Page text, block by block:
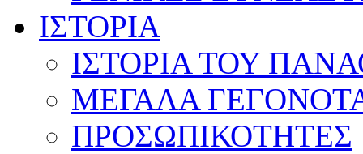
ΙΣΤΟΡΙΑ
ΙΣΤΟΡΙΑ ΤΟΥ
ΜΕΓΑΛΑ
ΠΡΟΣΩΠΙΚΟΤΗΤΕΣ